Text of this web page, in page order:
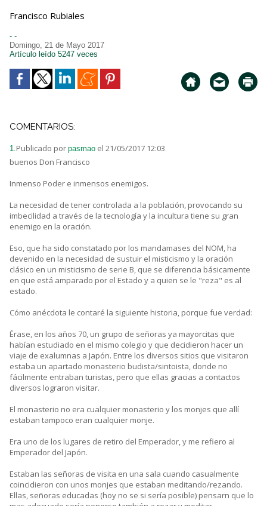
Francisco Rubiales
- -
Domingo, 21 de Mayo 2017
Artículo leído 5247 veces
COMENTARIOS:
1.Publicado por pasmao el 21/05/2017 12:03
buenos Don Francisco
Inmenso Poder e inmensos enemigos.
La necesidad de tener controlada a la población, provocando su
imbecilidad a través de la tecnología y la incultura tiene su gran
enemigo en la oración.
Eso, que ha sido constatado por los mandamases del NOM, ha
devenido en la necesidad de sustuir el misticismo y la oración
clásico en un misticismo de serie B, que se diferencia básicamente
en que está amparado por el Estado y a quien se le "reza" es al
estado.
Cómo anécdota le contaré la siguiente historia, porque fue verdad:
Érase, en los años 70, un grupo de señoras ya mayorcitas que
habían estudiado en el mismo colegio y que decidieron hacer un
viaje de exalumnas a Japón. Entre los diversos sitios que visitaron
estaba un apartado monasterio budista/sintoista, donde no
fácilmente entraban turistas, pero que ellas gracias a contactos
diversos lograron visitar.
El monasterio no era cualquier monasterio y los monjes que allí
estaban tampoco eran cualquier monje.
Era uno de los lugares de retiro del Emperador, y me refiero al
Emperador del Japón.
Estaban las señoras de visita en una sala cuando casualmente
coincidieron con unos monjes que estaban meditando/rezando.
Ellas, señoras educadas (hoy no se si sería posible) pensarn que lo